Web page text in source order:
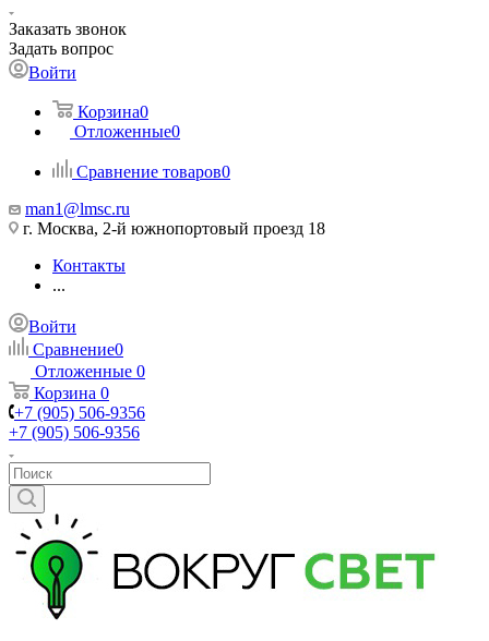
Заказать звонок
Задать вопрос
Войти
Корзина0
Отложенные0
Сравнение товаров0
man1@lmsc.ru
г. Москва, 2-й южнопортовый проезд 18
Контакты
...
Войти
Сравнение0
Отложенные 0
Корзина 0
+7 (905) 506-9356
+7 (905) 506-9356